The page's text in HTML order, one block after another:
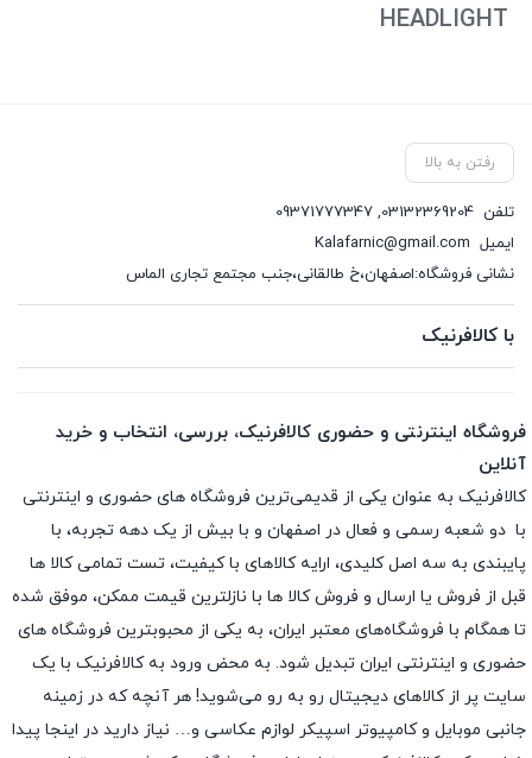
HEADLIGHT
رفتن به بالا
تلفن 03132369204
,
09371777347
ایمیل Kalafarnic@gmail.com
نشانی فروشگاه:اصفهان،خ طالقانی،جنب مجتمع تجاری الماس
با کالافرنیک
فروشگاه اینترنتی و حضوری کالافرنیک، بررسی، انتخاب و خرید
آنلاین
کالافرنیک به عنوان یکی از قدیمی‌ترین فروشگاه های حضوری و اینترنتی
با دو شعبه رسمی و فعال در اصفهان و با بیش از یک دهه تجربه، با
پایبندی به سه اصل کلیدی، ارایه کالاهای با کیفیت، تست تمامی کالا ها
قبل از فروش یا ارسال و فروش کالا ها با نازلترین قیمت ممکن، موفق شده
تا همگام با فروشگاه‌های معتبر ایران، به یکی از محبوبترین فروشگاه های
حضوری و اینترنتی ایران تبدیل شود. به محض ورود به کالافرنیک با یک
سایت پر از کالاهای دیجیتال رو به رو می‌شوید! هر آنچه که در زمینه
جانبی موبایل و کامپیوتر اسپیکر لوازم عکاسی و… نیاز دارید در اینجا پیدا